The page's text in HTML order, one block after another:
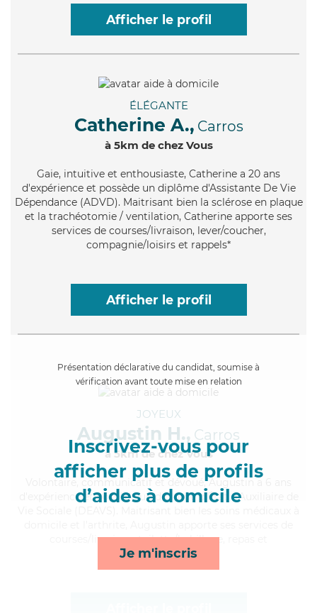
Afficher le profil
ÉLÉGANTE
Catherine A., Carros
à 5km de chez Vous
Gaie, intuitive et enthousiaste, Catherine a 20 ans
d'expérience et possède un diplôme d'Assistante De Vie
Dépendance (ADVD). Maitrisant bien la sclérose en plaque
et la trachéotomie / ventilation, Catherine apporte ses
services de courses/livraison, lever/coucher,
compagnie/loisirs et rappels*
Afficher le profil
Présentation déclarative du candidat, soumise à
vérification avant toute mise en relation
Inscrivez-vous pour
afficher plus de profils
d’aides à domicile
Je m'inscris
JOYEUX
Augustin H., Carros
à 5km de chez Vous
, communicatif et dévoué, Augustin a 6 ans
d'expérience et possède un diplôme d'État d'Auxiliaire de
courses/livraison, toilette/habillage, repas et
surveillance de nuit*